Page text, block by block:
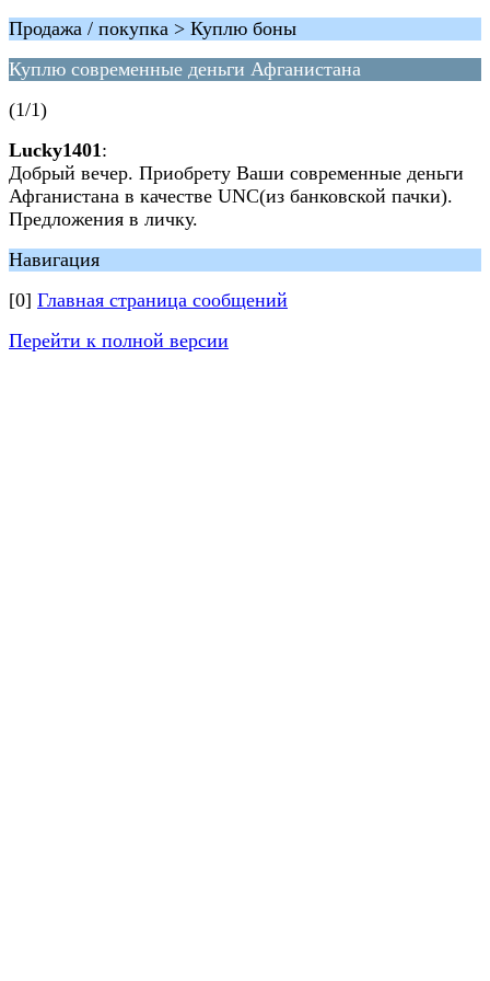
Продажа / покупка > Куплю боны
Куплю современные деньги Афганистана
(1/1)
Lucky1401:
Добрый вечер. Приобрету Ваши современные деньги
Афганистана в качестве UNC(из банковской пачки).
Предложения в личку.
Навигация
[0] Главная страница сообщений
Перейти к полной версии